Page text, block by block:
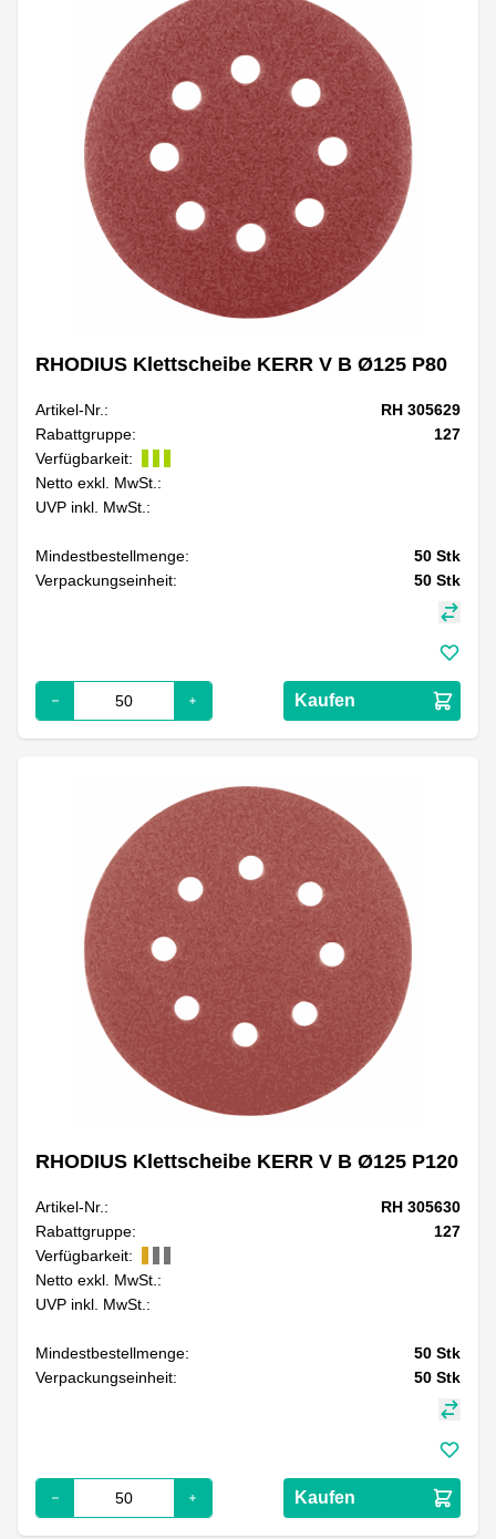
RHODIUS Klettscheibe KERR V B Ø125 P80
Artikel-Nr.:
RH 305629
Rabattgruppe:
127
Verfügbarkeit:
Netto exkl. MwSt.:
UVP inkl. MwSt.:
Mindestbestellmenge: 50 Stk
Verpackungseinheit:
50 Stk
Kaufen
RHODIUS Klettscheibe KERR V B Ø125 P120
Artikel-Nr.:
RH 305630
Rabattgruppe:
127
Verfügbarkeit:
Netto exkl. MwSt.:
UVP inkl. MwSt.:
Mindestbestellmenge: 50 Stk
Verpackungseinheit:
50 Stk
Kaufen